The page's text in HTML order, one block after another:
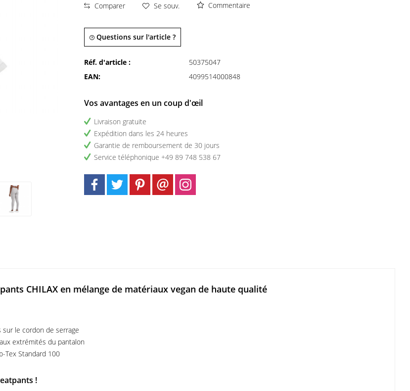
Comparer Se souv. Commentaire
Questions sur l'article ?
Réf. d'article :
50375047
EAN:
4099514000848
Vos avantages en un coup d'œil
Livraison gratuite
Expédition dans les 24 heures
Garantie de remboursement de 30 jours
Service téléphonique +49 89 748 538 67
CHILAX en mélange de matériaux vegan de haute qualité
le cordon de serrage
extrémités du pantalon
Tex Standard 100
!